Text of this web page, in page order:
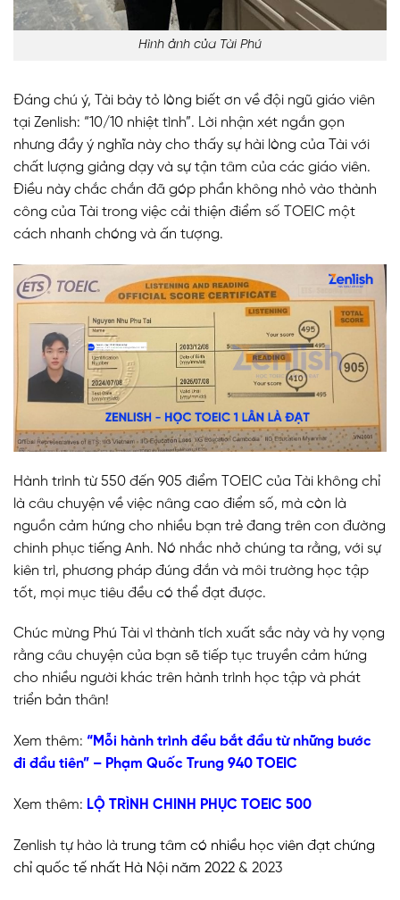
Hình ảnh của Tài Phú
Đáng chú ý, Tài bày tỏ lòng biết ơn về đội ngũ giáo viên
tại Zenlish: “10/10 nhiệt tình”. Lời nhận xét ngắn gọn
nhưng đầy ý nghĩa này cho thấy sự hài lòng của Tài với
chất lượng giảng dạy và sự tận tâm của các giáo viên.
Điều này chắc chắn đã góp phần không nhỏ vào thành
công của Tài trong việc cải thiện điểm số TOEIC một
cách nhanh chóng và ấn tượng.
Hành trình từ 550 đến 905 điểm TOEIC của Tài không chỉ
là câu chuyện về việc nâng cao điểm số, mà còn là
nguồn cảm hứng cho nhiều bạn trẻ đang trên con đường
chinh phục tiếng Anh. Nó nhắc nhở chúng ta rằng, với sự
kiên trì, phương pháp đúng đắn và môi trường học tập
tốt, mọi mục tiêu đều có thể đạt được.
Chúc mừng Phú Tài vì thành tích xuất sắc này và hy vọng
rằng câu chuyện của bạn sẽ tiếp tục truyền cảm hứng
cho nhiều người khác trên hành trình học tập và phát
triển bản thân!
Xem thêm: “Mỗi hành trình đều bắt đầu từ những bước
đi đầu tiên” – Phạm Quốc Trung 940 TOEIC
Xem thêm: LỘ TRÌNH CHINH PHỤC TOEIC 500
Zenlish tự hào là trung tâm có nhiều học viên đạt chứng
chỉ quốc tế nhất Hà Nội năm 2022 & 2023